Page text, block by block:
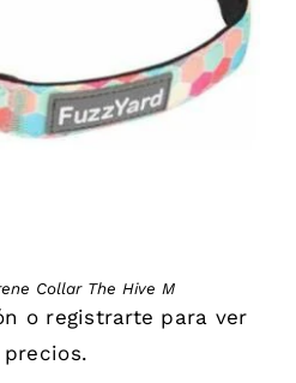
Collar The Hive M
o registrarte para ver
precios.